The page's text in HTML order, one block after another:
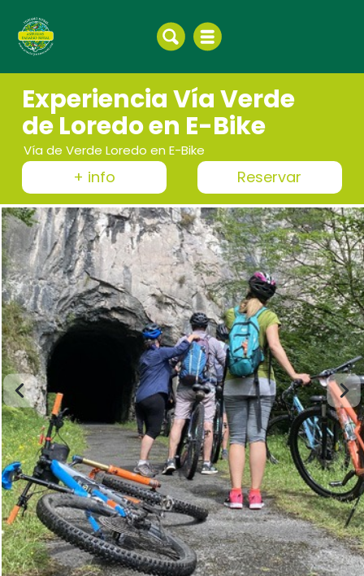
Experiencia Vía Verde
de Loredo en E-Bike
Vía de Verde Loredo en E-Bike
+ info Reservar